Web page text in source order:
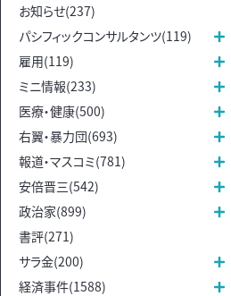
お知らせ(237)
パシフィックコンサルタンツ(119)
雇用(119)
ミニ情報(233)
医療・健康(500)
右翼・暴力団(693)
報道・マスコミ(781)
安倍晋三(542)
政治家(899)
書評(271)
サラ金(200)
経済事件(1588)